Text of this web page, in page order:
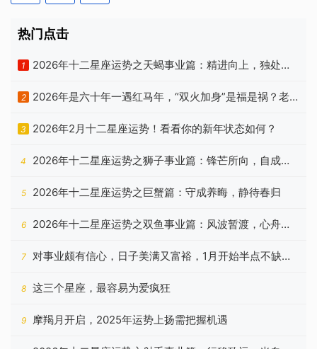
你想要主导，这样才能让一切按照你的
想法进行，即使不完美，至少也是根据
你对整个情况的愿景来的。这对其他参
与的人来说可能非常有局限性，所以尽
吧。你可能要鼓励其他人参与到创意收
话，可能就会发现一些非常有天赋的人
热门点击
1
2026年十二星座运势之天蝎事业篇：精进向上，独处自
2
2026年是六十年一遇红马年，“双火加身”是福是祸？老
祖宗忠告有答案
3 2026年2月十二星座运势！看看你的新年状态如何？
4
2026年十二星座运势之狮子事业篇：锋芒所向，自成山
5 2026年十二星座运势之巨蟹篇：守成养晦，静待春归
6
2026年十二星座运势之双鱼事业篇：风波暂渡，心舟自
稳
7
对事业颇有信心，日子美满又富裕，1月开始半点不缺钱
的星座
8 这三个星座，最容易为爱疯狂
9 摩羯月开启，2025年运势上扬需把握机遇